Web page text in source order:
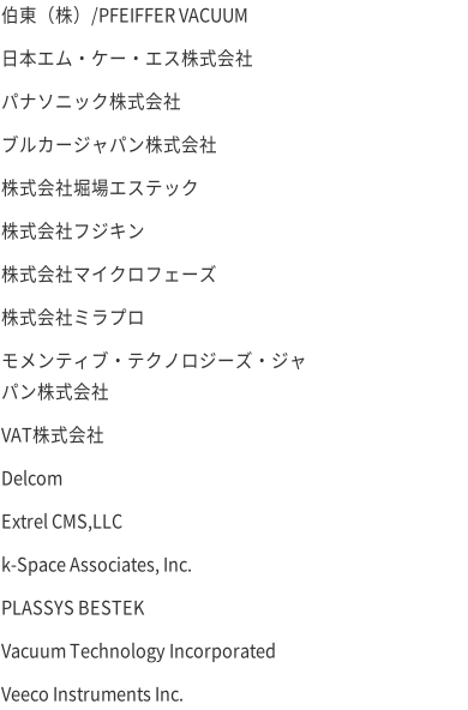
伯東（株）/PFEIFFER VACUUM
日本エム・ケー・エス株式会社
パナソニック株式会社
ブルカージャパン株式会社
株式会社堀場エステック
株式会社フジキン
株式会社マイクロフェーズ
株式会社ミラプロ
モメンティブ・テクノロジーズ・ジャ
パン株式会社
VAT株式会社
Delcom
Extrel CMS,LLC
k-Space Associates, Inc.
PLASSYS BESTEK
Vacuum Technology Incorporated
Veeco Instruments Inc.